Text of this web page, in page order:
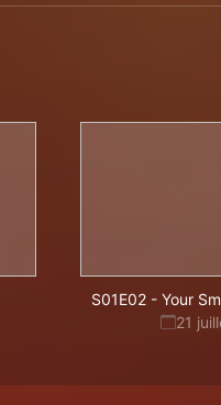
S01E02- Your
21